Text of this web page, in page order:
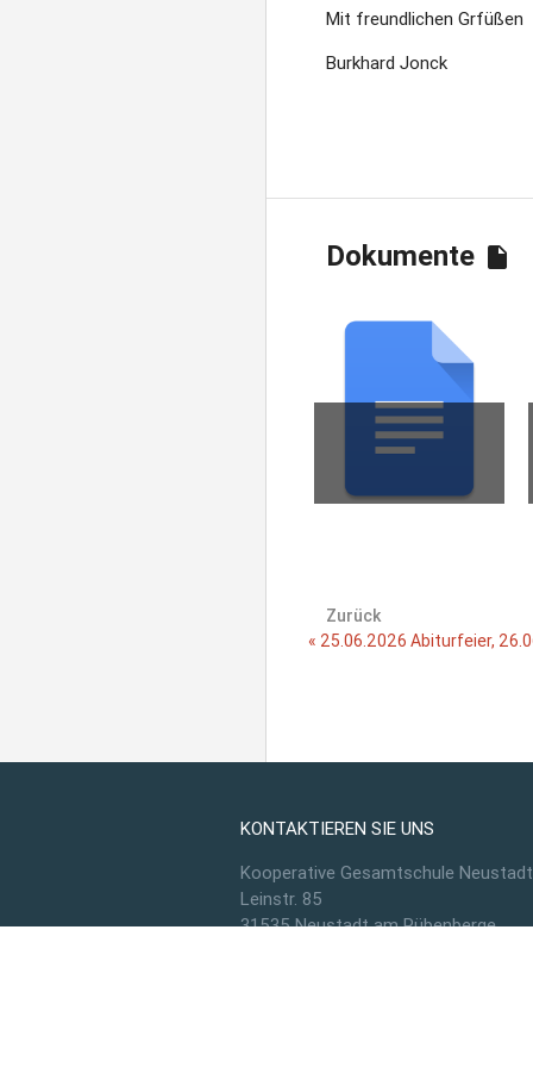
Mit freundlichen Grfüßen
Burkhard Jonck
Dokumente insert_drive_file
Zurück
« 25.06.2026 Abiturfeier,
KONTAKTIEREN SIE UNS
Kooperative Gesamtschule Neustadt
Leinstr. 85
31535 Neustadt am Rübenberge